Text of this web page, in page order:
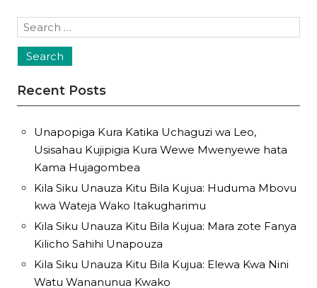
Search
Recent Posts
Unapopiga Kura Katika Uchaguzi wa Leo,
Usisahau Kujipigia Kura Wewe Mwenyewe hata
Kama Hujagombea
Kila Siku Unauza Kitu Bila Kujua: Huduma Mbovu
kwa Wateja Wako Itakugharimu
Kila Siku Unauza Kitu Bila Kujua: Mara zote Fanya
Kilicho Sahihi Unapouza
Kila Siku Unauza Kitu Bila Kujua: Elewa Kwa Nini
Watu Wananunua Kwako